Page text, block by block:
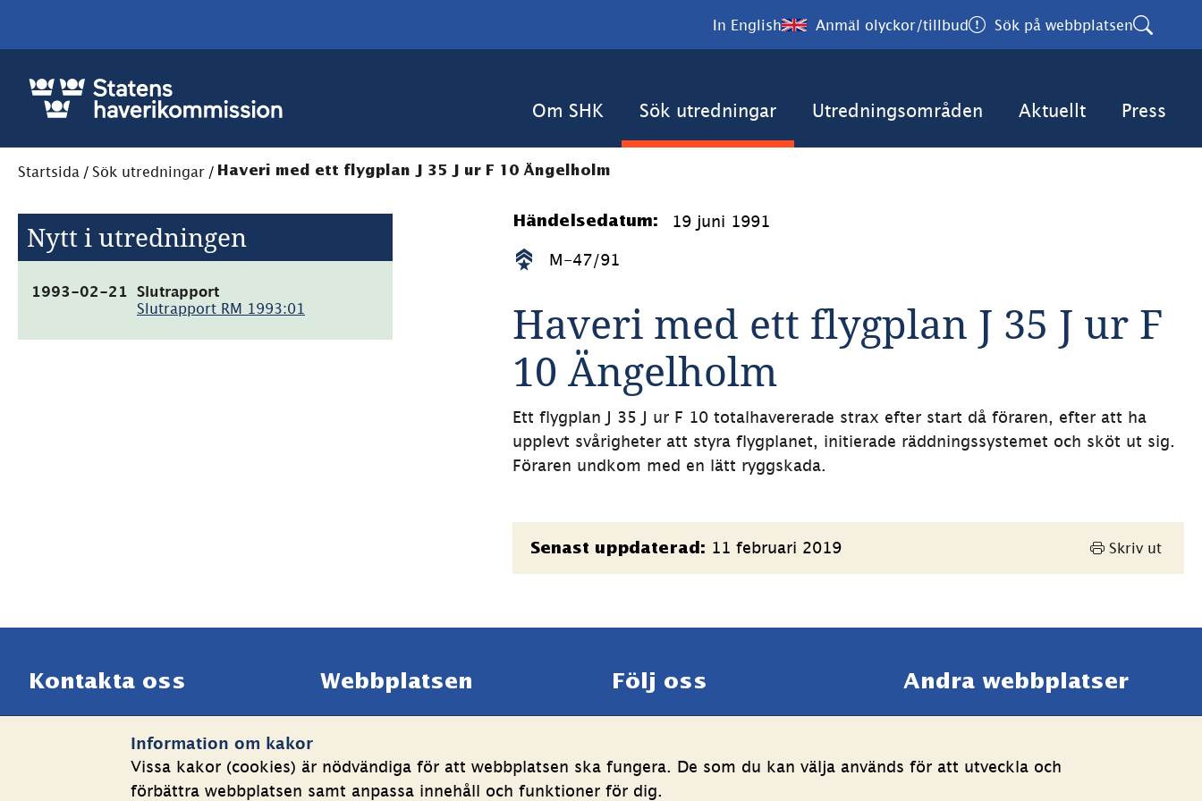
Information om kakor
Vissa kakor (cookies) är nödvändiga för att webbplatsen ska fungera. De som du kan välja används för att utveckla och
förbättra webbplatsen samt anpassa innehåll och funktioner för dig.
In English Anmäl olyckor/tillbud Sök på webbplatsen
Om SHK Sök utredningar Utredningsområden Aktuellt Press
Startsida / Sök utredningar / Haveri med ett flygplan J 35 J ur F 10 Ängelholm
Nytt i utredningen
1993-02-21
Slutrapport
Slutrapport RM 1993:01
(pdf,
Händelsedatum: 19 juni 1991
M-47/91
Haveri med ett flygplan J 35 J ur F
10 Ängelholm
Ett flygplan J 35 J ur F 10 totalhavererade strax efter start då föraren, efter att ha
upplevt svårigheter att styra flygplanet, initierade räddningssystemet och sköt ut sig.
Föraren undkom med en lätt ryggskada.
Sidinformation
Senast uppdaterad: 11 februari 2019 Skriv ut
Kontakta oss
Telefon växel: 08-508 862
info@shk.se
Webbplatsen
Om kakor
Tillgänglighetsredogörelse
Följ oss
(länk
till
(länk
Andra webbplatser
Estoniawebb Länk till annan